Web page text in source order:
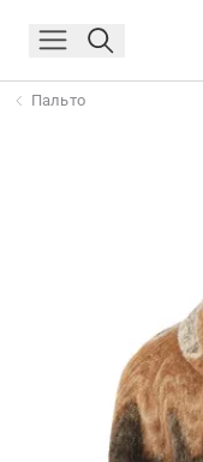
Пальто